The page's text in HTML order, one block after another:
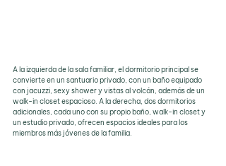
A la izquierda de la sala familiar, el dormitorio principal se
convierte en un santuario privado, con un baño equipado
con jacuzzi, sexy shower y vistas al volcán, además de un
walk-in closet espacioso. A la derecha, dos dormitorios
adicionales, cada uno con su propio baño, walk-in closet y
un estudio privado, ofrecen espacios ideales para los
miembros más jóvenes de la familia.